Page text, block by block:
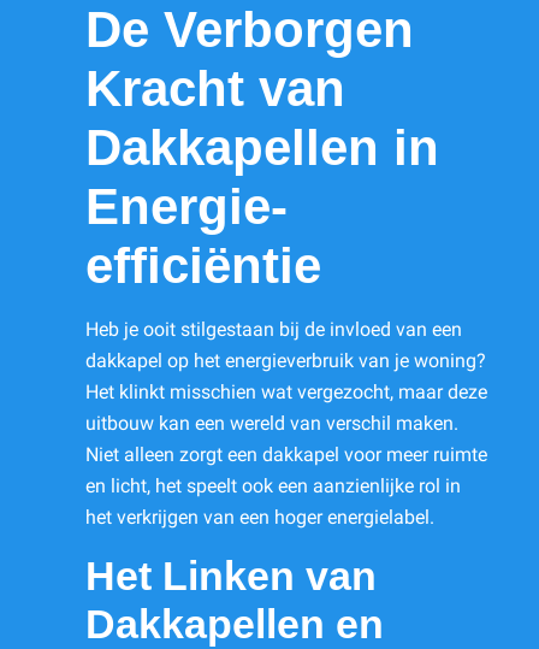
De Verborgen
Kracht van
Dakkapellen in
Energie-
efficiëntie
Heb je ooit stilgestaan bij de invloed van een
dakkapel op het energieverbruik van je woning?
Het klinkt misschien wat vergezocht, maar deze
uitbouw kan een wereld van verschil maken.
Niet alleen zorgt een dakkapel voor meer ruimte
en licht, het speelt ook een aanzienlijke rol in
het verkrijgen van een hoger energielabel.
Het Linken van
Dakkapellen en